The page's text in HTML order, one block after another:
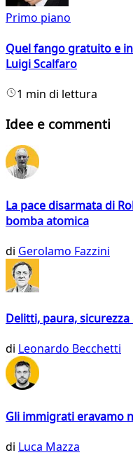
Primo piano
Quel fango gratuito e
Luigi Scalfaro
1 min di lettura
Idee e commenti
La pace disarmata di
bomba atomica
di Gerolamo Fazzini
Delitti, paura,
di Leonardo Becchetti
Gli immigrati eravamo
di Luca Mazza